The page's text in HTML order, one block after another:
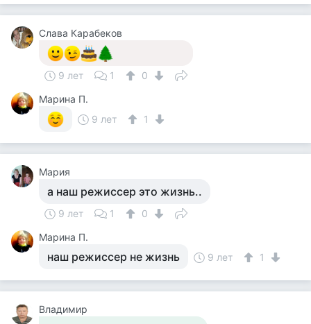
Слава Карабеков
9 лет 1
0
Марина П.
9 лет
1
Мария
а наш режиссер это жизнь..
9 лет 1
0
Марина П.
наш режиссер не жизнь 9 лет 1
Владимир